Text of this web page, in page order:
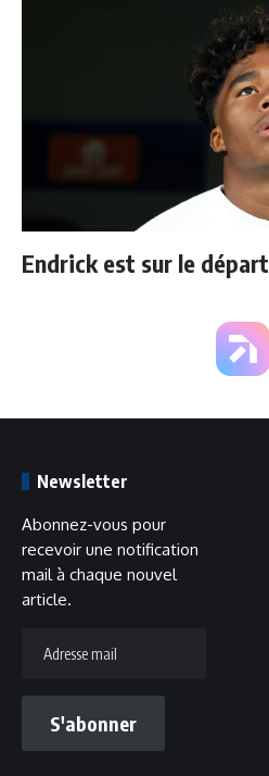
Endrick est sur le départ
Newsletter
Abonnez-vous pour
recevoir une notification
mail à chaque nouvel
article.
mail
S'abonner